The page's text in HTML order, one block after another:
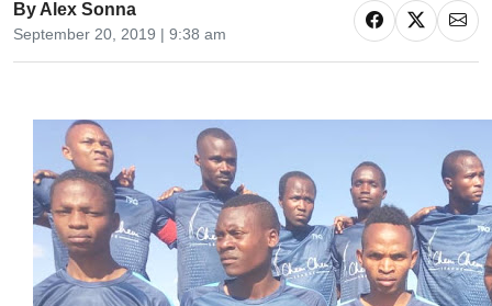
By Alex Sonna
September 20, 2019 | 9:38 am